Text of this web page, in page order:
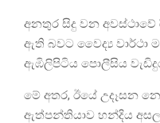
අනතුර සිදු වන
ඇති බවට වෛද්‍ය වාර්ථා
ඇඹිලිපිටිය පොලීසිය
මේ අතර, ඊයේ උදෑසන
ඇත්පන්තියාව හන්දිය